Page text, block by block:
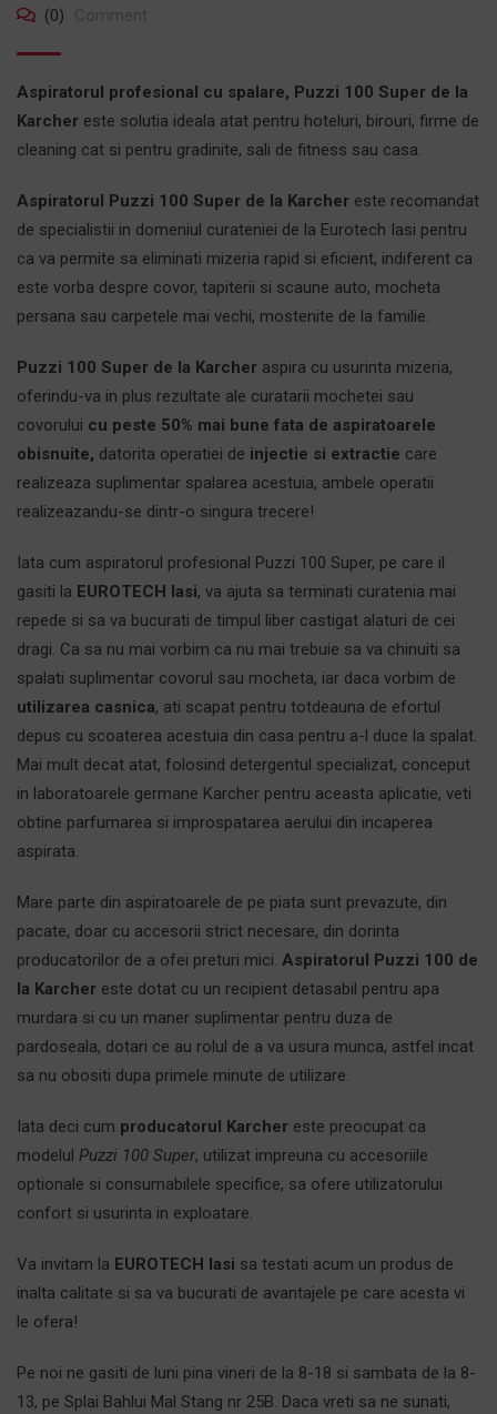
(0)
Aspiratorul profesional cu spalare, Puzzi 100 Super de la
Karcher este solutia ideala atat pentru hoteluri, birouri, firme de
cleaning cat si pentru gradinite, sali de fitness sau casa.
Aspiratorul Puzzi 100 Super de la Karcher este recomandat
de specialistii in domeniul curateniei de la Eurotech Iasi pentru
ca va permite sa eliminati mizeria rapid si eficient, indiferent ca
este vorba despre covor, tapiterii si scaune auto, mocheta
persana sau carpetele mai vechi, mostenite de la familie.
Puzzi 100 Super de la Karcher aspira cu usurinta mizeria,
oferindu-va in plus rezultate ale curatarii mochetei sau
covorului cu peste 50% mai bune fata de aspiratoarele
obisnuite, datorita operatiei de injectie si extractie care
realizeaza suplimentar spalarea acestuia, ambele operatii
realizeazandu-se dintr-o singura trecere!
Iata cum aspiratorul profesional Puzzi 100 Super, pe care il
gasiti la EUROTECH Iasi, va ajuta sa terminati curatenia mai
repede si sa va bucurati de timpul liber castigat alaturi de cei
dragi. Ca sa nu mai vorbim ca nu mai trebuie sa va chinuiti sa
spalati suplimentar covorul sau mocheta, iar daca vorbim de
utilizarea casnica, ati scapat pentru totdeauna de efortul
depus cu scoaterea acestuia din casa pentru a-l duce la spalat.
Mai mult decat atat, folosind detergentul specializat, conceput
in laboratoarele germane Karcher pentru aceasta aplicatie, veti
obtine parfumarea si improspatarea aerului din incaperea
aspirata.
Mare parte din aspiratoarele de pe piata sunt prevazute, din
pacate, doar cu accesorii strict necesare, din dorinta
producatorilor de a ofei preturi mici. Aspiratorul Puzzi 100 de
la Karcher este dotat cu un recipient detasabil pentru apa
murdara si cu un maner suplimentar pentru duza de
pardoseala, dotari ce au rolul de a va usura munca, astfel incat
sa nu obositi dupa primele minute de utilizare.
Iata deci cum producatorul Karcher este preocupat ca
modelul Puzzi 100 Super, utilizat impreuna cu accesoriile
optionale si consumabilele specifice, sa ofere utilizatorului
confort si usurinta in exploatare.
Va invitam la EUROTECH Iasi sa testati acum un produs de
inalta calitate si sa va bucurati de avantajele pe care acesta vi
le ofera!
Pe noi ne gasiti de luni pina vineri de la 8-18 si sambata de la 8-
13, pe Splai Bahlui Mal Stang nr 25B. Daca vreti sa ne sunati,